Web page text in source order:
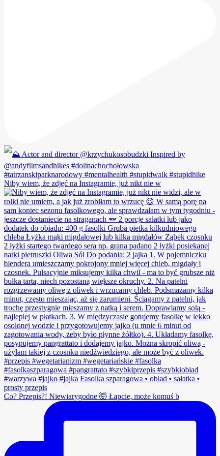
Niby wiem, że zdjęć na Instagramie, już nikt nie w
Co? Przepis?! Niewiarygodne 🤯 Łapcie, może komuś b